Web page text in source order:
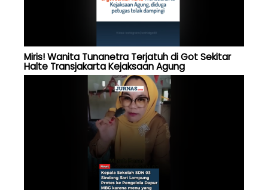
Miris! Wanita Tunanetra Terjatuh di Got Sekitar
Halte Transjakarta Kejaksaan Agung